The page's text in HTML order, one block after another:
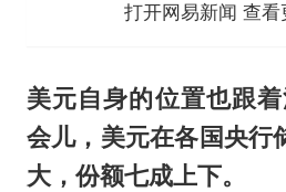
打开网易新闻 查看
美元自身的位置也跟
会儿，美元在各国央行
大，份额七成上下。